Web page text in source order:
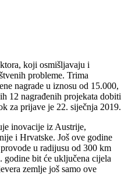
koji osmišljavaju i
probleme. Trima
nagrade u iznosu od 15.000,
12 nagrađenih projekata dobiti
za prijave je 22. siječnja 2019.
inovacije iz Austrije,
i Hrvatske. Još ove godine
u radijusu od 300 km
godine bit će uključena cijela
zemlje još samo ove